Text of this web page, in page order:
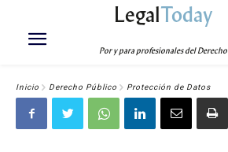
LegalToday
Por y para profesionales del Derecho
Inicio Derecho Público Protección de Datos